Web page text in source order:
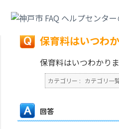
戻る
保育料はいつわ
保育料はいつわかりま
カテゴリー : カテゴリ一
回答